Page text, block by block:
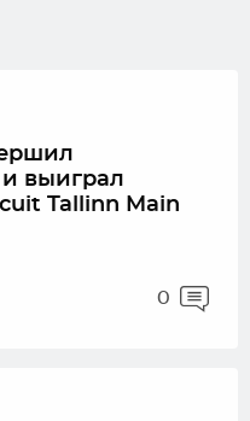
выиграл
Tallinn Main
0